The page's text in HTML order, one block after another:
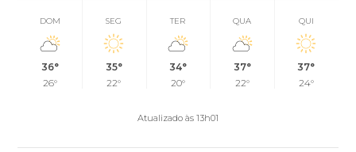
DOM
36°
26°
SEG
35°
22°
TER
34°
20°
QUA
37°
22°
QUI
37°
24°
Atualizado às 13h01